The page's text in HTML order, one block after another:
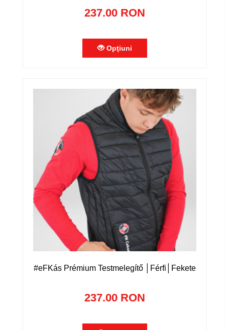
237.00 RON
Opţiuni
#eFKás Prémium Testmelegítő │Férfi│Fekete
237.00 RON